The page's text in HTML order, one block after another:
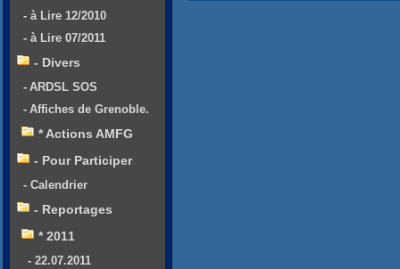
- à Lire 12/2010
- à Lire 07/2011
- Divers
- ARDSL SOS
- Affiches de Grenoble.
* Actions AMFG
- Pour Participer
- Calendrier
- Reportages
* 2011
- 22.07.2011